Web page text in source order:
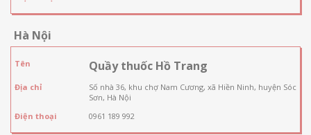
Hà Nội
Tên Quầy thuốc Hồ Trang
Địa chỉ
Số nhà 36, khu chợ Nam Cương, xã Hiền Ninh, huyện Sóc
Sơn, Hà Nội
Điện thoại
0961 189 992